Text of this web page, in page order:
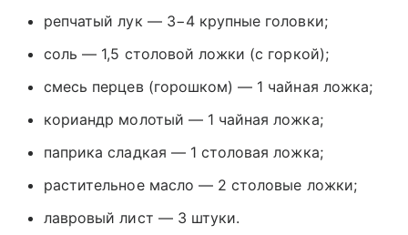
репчатый лук — 3−4 крупные головки;
соль — 1,5 столовой ложки (с горкой);
смесь перцев (горошком) — 1 чайная ложка;
кориандр молотый — 1 чайная ложка;
паприка сладкая — 1 столовая ложка;
растительное масло — 2 столовые ложки;
лавровый лист — 3 штуки.